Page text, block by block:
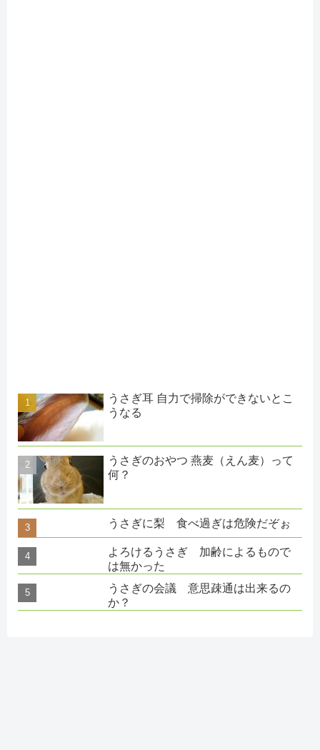
うさぎ耳 自力で掃除ができないとこ
うなる
うさぎのおやつ 燕麦（えん麦）って
何？
うさぎに梨 食べ過ぎは危険だぞぉ
よろけるうさぎ 加齢によるもので
は無かった
うさぎの会議 意思疎通は出来るの
か？